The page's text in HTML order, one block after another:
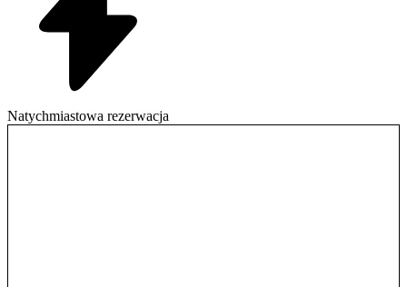
Natychmiastowa rezerwacja